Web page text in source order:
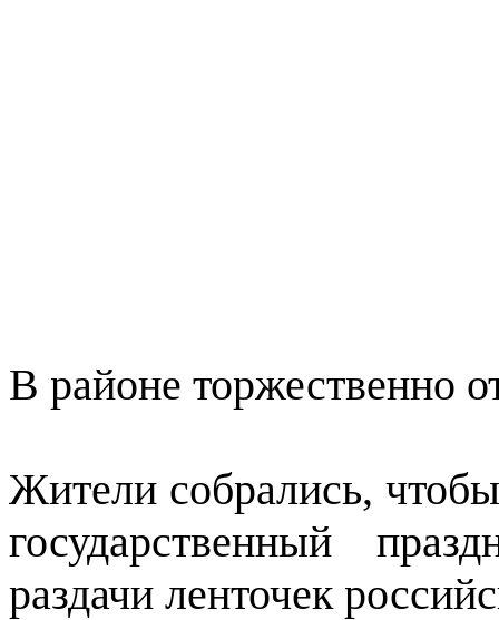
В районе торжественно
Жители собрались,
государственный
раздачи ленточек